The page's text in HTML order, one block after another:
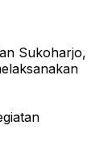
Sukoharjo,